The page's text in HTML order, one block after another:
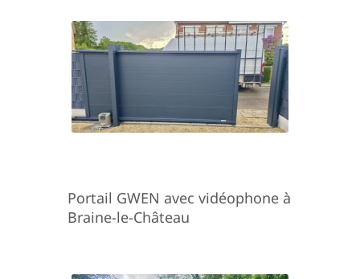
Portail GWEN avec vidéophone à
Braine-le-Château